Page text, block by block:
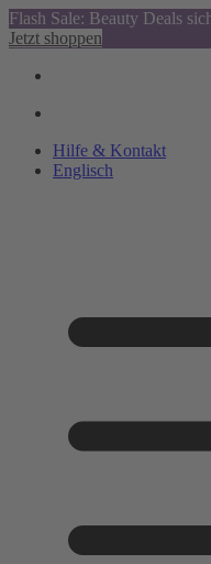
Flash Sale: Beauty Deals
Jetzt shoppen
Hilfe & Kontakt
Englisch